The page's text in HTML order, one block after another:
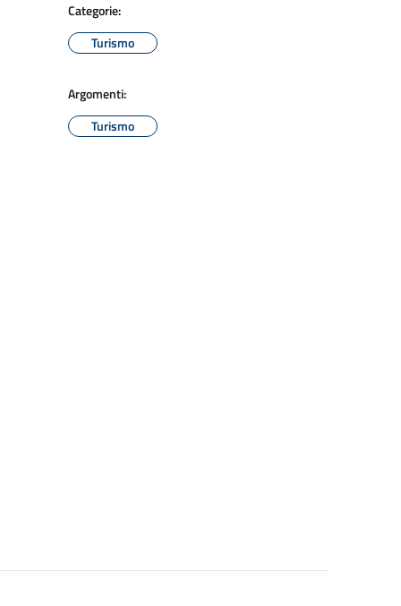
Categorie:
Turismo
Argomenti:
Turismo